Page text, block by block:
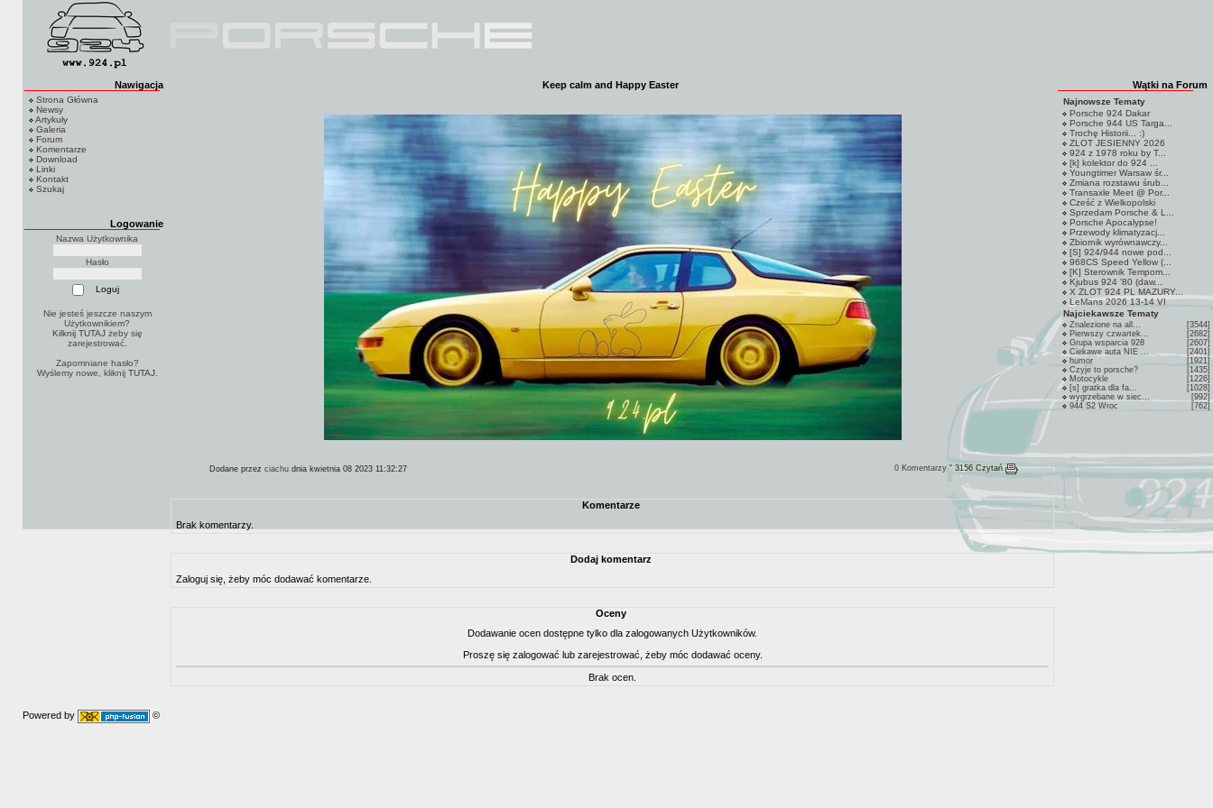
Nawigacja
Strona Główna
Newsy
Artykuły
Galeria
Forum
Komentarze
Download
Linki
Kontakt
Szukaj
Logowanie
Nazwa Użytkownika
Hasło
Nie jesteś jeszcze naszym
Użytkownikiem?
Kilknij TUTAJżeby się
zarejestrować.
Zapomniane hasło?
Wyślemy nowe, kliknij TUTAJ.
Keep calm and Happy Easter
Dodane przez ciachu dnia kwietnia 08 2023 11:32:27 0 Komentarzy ˇ 3156 Czytań
Komentarze
Brak komentarzy.
Dodaj komentarz
Zaloguj się, żeby móc dodawać komentarze.
Oceny
Dodawanie ocen dostępne tylko dla zalogowanych Użytkowników.
Proszę się zalogować lub zarejestrować, żeby móc dodawać oceny.
Brak ocen.
Wątki na Forum
Najnowsze Tematy
Porsche 924 Dakar
Porsche 944 US Targa...
Trochę Historii... :)
ZLOT JESIENNY 2026
924 z 1978 roku by T...
[k] kolektor do 924 ...
Youngtimer Warsaw śr...
Zmiana rozstawu śrub...
Transaxle Meet @ Por...
Cześć z Wielkopolski
Sprzedam Porsche & L...
Porsche Apocalypse!
Przewody klimatyzacj...
Zbiornik wyrównawczy...
[S] 924/944 nowe pod...
968CS Speed Yellow (...
[K] Sterownik Tempom...
Kjubus 924 '80 (daw...
X ZLOT 924 PL MAZURY...
LeMans 2026 13-14 VI
Najciekawsze Tematy
Znalezione na all...
[3544]
Pierwszy czwartek...
[2682]
Grupa wsparcia 928
[2607]
Ciekawe auta NIE ...
[2401]
humor
[1921]
Czyje to porsche?
[1435]
Motocykle
[1226]
[s] gratka dla fa...
[1028]
wygrzebane w siec...
[992]
944 S2 Wroc
[762]
Powered by ©